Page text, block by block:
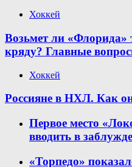
Хоккей
Возьмет ли «Флорида»
кряду? Главные
Хоккей
Россияне в НХЛ. Как
Первое место
вводить в
«Торпедо»